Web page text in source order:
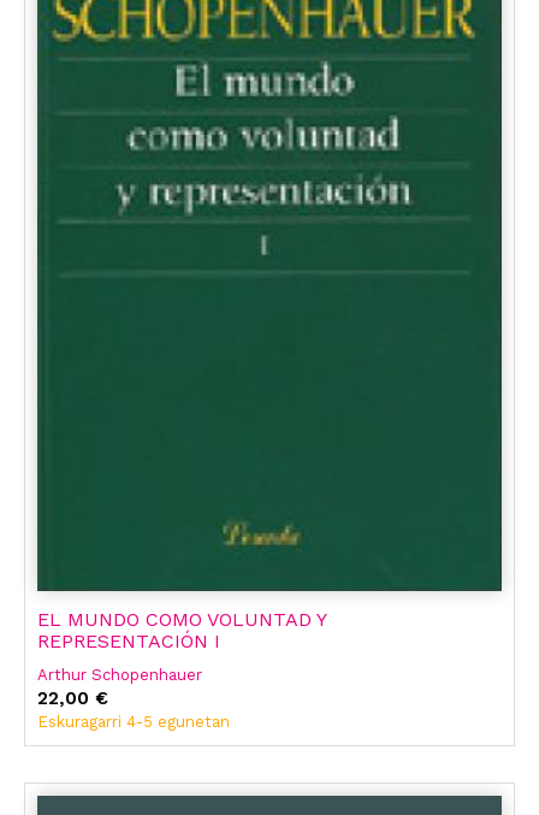
EL MUNDO COMO VOLUNTAD Y
REPRESENTACIÓN I
Arthur Schopenhauer
22,00 €
Eskuragarri 4-5 egunetan